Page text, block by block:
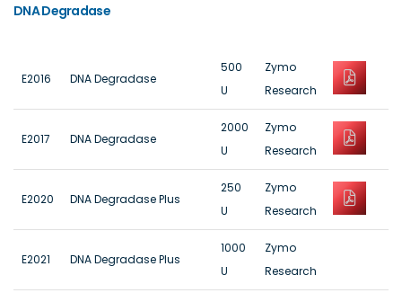
DNA Degradase
E2016 DNA Degradase
500
U
Zymo
Research
E2017 DNA Degradase
2000
U
Zymo
Research
E2020 DNA Degradase Plus
250
U
Zymo
Research
E2021 DNA Degradase Plus
1000
U
Zymo
Research